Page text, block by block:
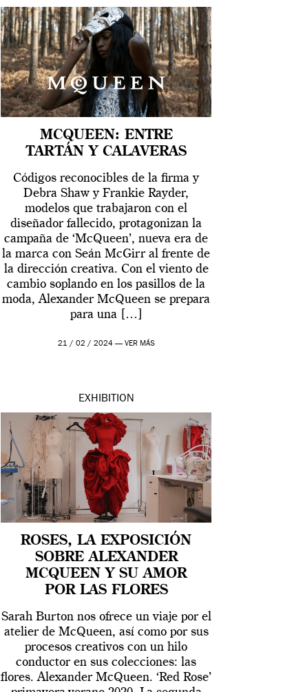
MCQUEEN: ENTRE
TARTÁN Y CALAVERAS
Códigos reconocibles de la firma y
Debra Shaw y Frankie Rayder,
modelos que trabajaron con el
diseñador fallecido, protagonizan la
campaña de ‘McQueen’, nueva era de
la marca con Seán McGirr al frente de
la dirección creativa. Con el viento de
cambio soplando en los pasillos de la
moda, Alexander McQueen se prepara
para una […]
21 / 02 / 2024 — VER MÁS
EXHIBITION
ROSES, LA EXPOSICIÓN
SOBRE ALEXANDER
MCQUEEN Y SU AMOR
POR LAS FLORES
Sarah Burton nos ofrece un viaje por el
atelier de McQueen, así como por sus
procesos creativos con un hilo
conductor en sus colecciones: las
flores. Alexander McQueen. ‘Red Rose’